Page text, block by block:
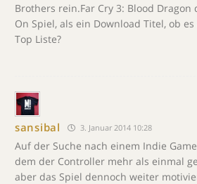
Brothers rein.Far Cry 3: Blood Dragon
On Spiel, als ein Download Titel, ob
Top Liste?
sansibal 3. Januar 2014 10:28
Auf der Suche nach einem Indie
dem der Controller mehr als einmal
aber das Spiel dennoch weiter